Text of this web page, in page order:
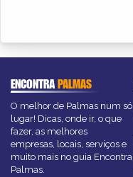
ENCONTRAPALMAS
O melhor de Palmas num só
lugar! Dicas, onde ir, o que
fazer, as melhores
empresas, locais, serviços e
muito mais no guia Encontra
Palmas.